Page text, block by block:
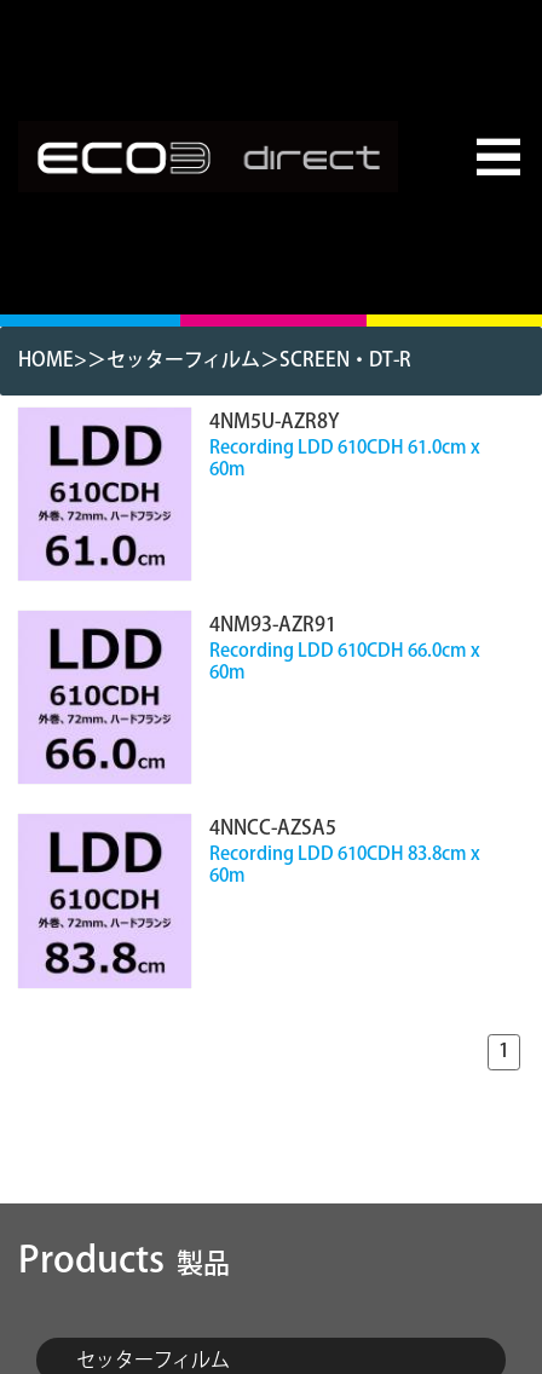
HOME>＞セッターフィルム＞SCREEN・DT-R
4NM5U-AZR8Y
Recording LDD 610CDH 61.0cm x
60m
4NM93-AZR91
Recording LDD 610CDH 66.0cm x
60m
4NNCC-AZSA5
Recording LDD 610CDH 83.8cm x
60m
1
Products 製品
セッターフィルム